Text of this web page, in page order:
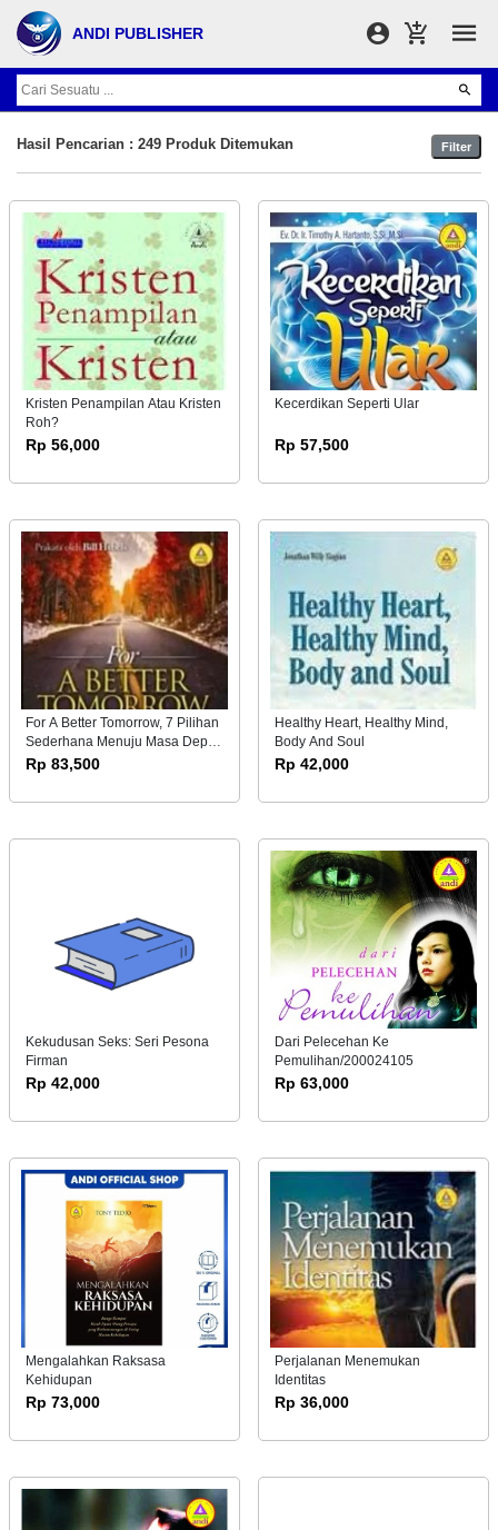
ANDI PUBLISHER
Filter
Hasil Pencarian : 249 Produk Ditemukan
Kristen Penampilan Atau Kristen
Roh?
Rp 56,000
Kecerdikan Seperti Ular
Rp 57,500
For A Better Tomorrow, 7 Pilihan
Sederhana Menuju Masa Depan
Yang Lebih Baik
Rp 83,500
Healthy Heart, Healthy Mind,
Body And Soul
Rp 42,000
Kekudusan Seks: Seri Pesona
Firman
Rp 42,000
Dari Pelecehan Ke
Pemulihan/200024105
Rp 63,000
Mengalahkan Raksasa
Kehidupan
Rp 73,000
Perjalanan Menemukan
Identitas
Rp 36,000